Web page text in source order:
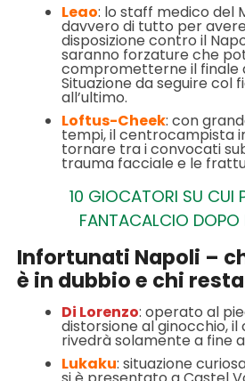
Leao: lo staff medico del
davvero di tutto per
disposizione contro il
saranno forzature che
comprometterne il finale
Situazione da seguire col
all’ultimo.
Loftus-Cheek: con
tempi, il centrocampista
tornare tra i convocati
trauma facciale e le
10 GIOCATORI SU CUI
FANTACALCIO DOPO
Infortunati Napoli –
è in dubbio e chi
Di Lorenzo: operato al
distorsione al ginocchio,
rivedrà solamente a fine
Lukaku: situazione